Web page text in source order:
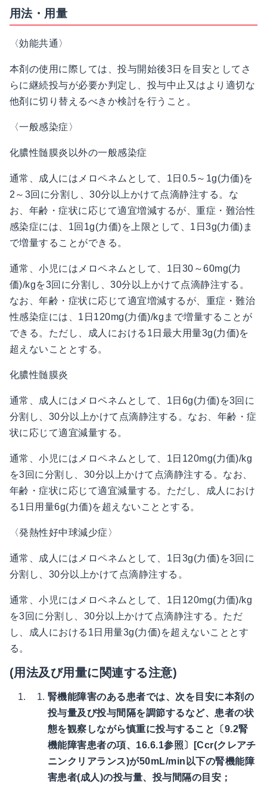
用法・用量
〈効能共通〉
本剤の使用に際しては、投与開始後3日を目安としてさ
らに継続投与が必要か判定し、投与中止又はより適切な
他剤に切り替えるべきか検討を行うこと。
〈一般感染症〉
化膿性髄膜炎以外の一般感染症
通常、成人にはメロペネムとして、1日0.5～1g(力価)を
2～3回に分割し、30分以上かけて点滴静注する。な
お、年齢・症状に応じて適宜増減するが、重症・難治性
感染症には、1回1g(力価)を上限として、1日3g(力価)ま
で増量することができる。
通常、小児にはメロペネムとして、1日30～60mg(力
価)/kgを3回に分割し、30分以上かけて点滴静注する。
なお、年齢・症状に応じて適宜増減するが、重症・難治
性感染症には、1日120mg(力価)/kgまで増量することが
できる。ただし、成人における1日最大用量3g(力価)を
超えないこととする。
化膿性髄膜炎
通常、成人にはメロペネムとして、1日6g(力価)を3回に
分割し、30分以上かけて点滴静注する。なお、年齢・症
状に応じて適宜減量する。
通常、小児にはメロペネムとして、1日120mg(力価)/kg
を3回に分割し、30分以上かけて点滴静注する。なお、
年齢・症状に応じて適宜減量する。ただし、成人におけ
る1日用量6g(力価)を超えないこととする。
〈発熱性好中球減少症〉
通常、成人にはメロペネムとして、1日3g(力価)を3回に
分割し、30分以上かけて点滴静注する。
通常、小児にはメロペネムとして、1日120mg(力価)/kg
を3回に分割し、30分以上かけて点滴静注する。ただ
し、成人における1日用量3g(力価)を超えないこととす
る。
(用法及び用量に関連する注意)
腎機能障害のある患者では、次を目安に本剤の
投与量及び投与間隔を調節するなど、患者の状
態を観察しながら慎重に投与すること〔9.2腎
機能障害患者の項、16.6.1参照〕[Ccr(クレアチ
ニンクリアランス)が50mL/min以下の腎機能障
害患者(成人)の投与量、投与間隔の目安；